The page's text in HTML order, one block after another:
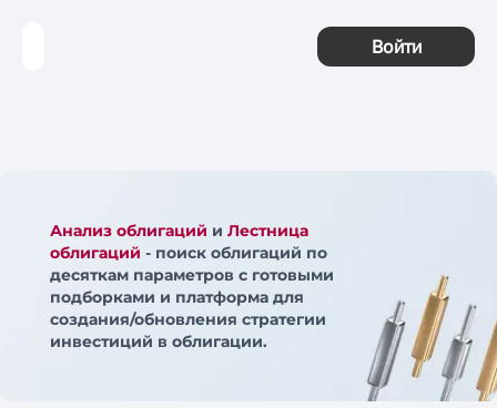
Войти
Анализ облигаций и Лестница
облигаций - поиск облигаций по
десяткам параметров с готовыми
подборками и платформа для
создания/обновления стратегии
инвестиций в облигации.